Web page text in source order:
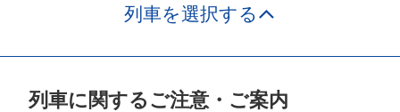
列車を選択する
列車に関するご注意・ご案内